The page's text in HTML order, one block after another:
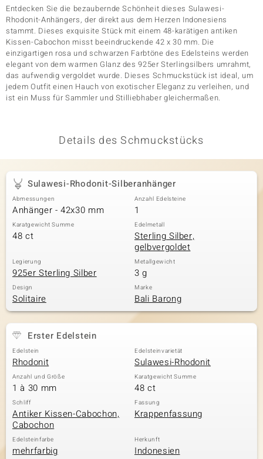
Entdecken Sie die bezaubernde Schönheit dieses Sulawesi-
Rhodonit-Anhängers, der direkt aus dem Herzen Indonesiens
stammt. Dieses exquisite Stück mit einem 48-karätigen antiken
Kissen-Cabochon misst beeindruckende 42 x 30 mm. Die
einzigartigen rosa und schwarzen Farbtöne des Edelsteins werden
elegant von dem warmen Glanz des 925er Sterlingsilbers umrahmt,
das aufwendig vergoldet wurde. Dieses Schmuckstück ist ideal, um
jedem Outfit einen Hauch von exotischer Eleganz zu verleihen, und
ist ein Muss für Sammler und Stilliebhaber gleichermaßen.
Details des Schmuckstücks
Sulawesi-Rhodonit-Silberanhänger
Abmessungen
Anhänger - 42x30 mm
Anzahl Edelsteine
1
Karatgewicht Summe
48 ct
Edelmetall
Sterling Silber,
gelbvergoldet
Legierung
925er Sterling Silber
Metallgewicht
3 g
Design
Solitaire
Marke
Bali Barong
Erster Edelstein
Edelstein
Rhodonit
Edelsteinvarietät
Sulawesi-Rhodonit
Anzahl und Größe
1 à 30 mm
Karatgewicht Summe
48 ct
Schliff
Antiker Kissen-Cabochon,
Cabochon
Fassung
Krappenfassung
Edelsteinfarbe
mehrfarbig
Herkunft
Indonesien